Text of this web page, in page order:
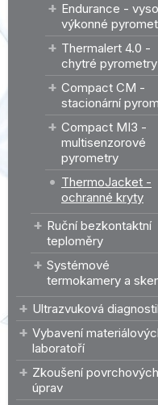
Endurance -
výkonné
Thermalert 4.0 -
chytré pyrometry
Compact CM -
stacionární
Compact MI3 -
multisenzorové
pyrometry
ThermoJacket -
ochranné kryty
Ruční bezkontaktní
teploměry
Systémové
termokamery a
Ultrazvuková
Vybavení
laboratoří
Zkoušení povrchových
úprav